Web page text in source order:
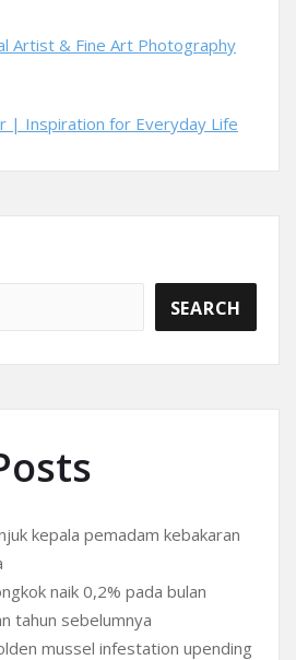
Artist & Fine Art Photography
| Inspiration for Everyday Life
SEARCH
kepala pemadam kebakaran
naik 0,2% pada bulan
tahun sebelumnya
mussel infestation upending